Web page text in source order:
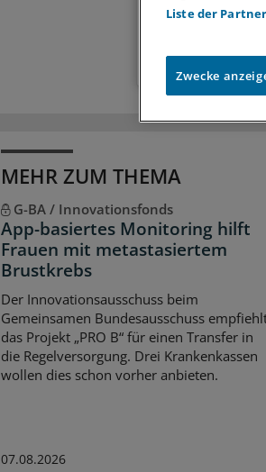
Zugriff
MEHR ZUM THEMA
G-BA / Innovationsfonds
App-basiertes Monitoring hilft
Frauen mit metastasiertem
Brustkrebs
Der Innovationsausschuss beim
Gemeinsamen Bundesausschuss
das Projekt „PRO B“ für einen Transfer in
die Regelversorgung. Drei Krankenkassen
wollen dies schon vorher anbieten.
07.08.2026
Liste der
Zwecke